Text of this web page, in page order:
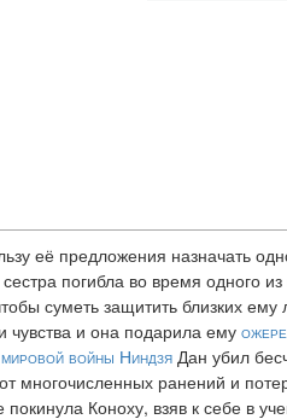
её предложения назначать
погибла во время одного
суметь защитить близких
чувства и она подарила ему
войны НиндзяДан убил
многочисленных ранений и
Коноху, взяв к себе в